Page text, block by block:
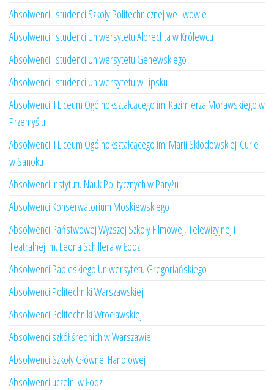
Absolwenci i studenci Szkoły Politechnicznej we Lwowie
Absolwenci i studenci Uniwersytetu Albrechta w Królewcu
Absolwenci i studenci Uniwersytetu Genewskiego
Absolwenci i studenci Uniwersytetu w Lipsku
Absolwenci II Liceum Ogólnokształcącego im. Kazimierza Morawskiego w
Przemyślu
Absolwenci II Liceum Ogólnokształcącego im. Marii Skłodowskiej-Curie
w Sanoku
Absolwenci Instytutu Nauk Politycznych w Paryżu
Absolwenci Konserwatorium Moskiewskiego
Absolwenci Państwowej Wyższej Szkoły Filmowej, Telewizyjnej i
Teatralnej im. Leona Schillera w Łodzi
Absolwenci Papieskiego Uniwersytetu Gregoriańskiego
Absolwenci Politechniki Warszawskiej
Absolwenci Politechniki Wrocławskiej
Absolwenci szkół średnich w Warszawie
Absolwenci Szkoły Głównej Handlowej
Absolwenci uczelni w Łodzi